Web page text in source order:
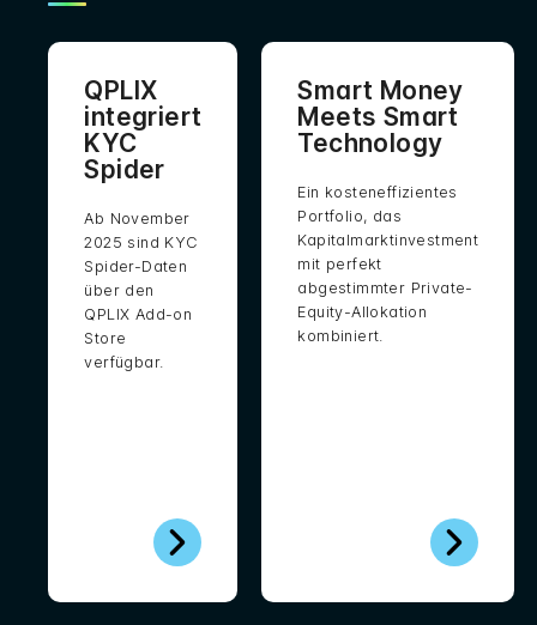
QPLIX
integriert
KYC
Spider
Ab November
2025 sind KYC
Spider-Daten
über den
QPLIX Add-on
Store
verfügbar.
Smart Money
Meets Smart
Technology
Ein kosteneffizientes
Portfolio, das
Kapitalmarktinvestment
mit perfekt
abgestimmter Private-
Equity-Allokation
kombiniert.